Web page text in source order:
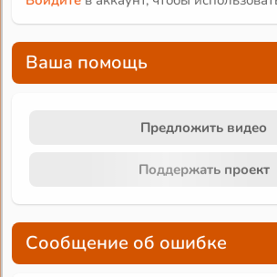
Ваша помощь
Предложить видео
Поддержать проект
Сообщение об ошибке